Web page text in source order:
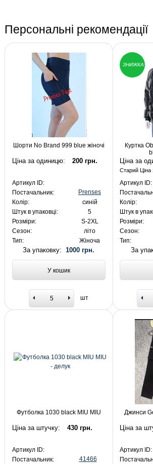
Персональні рекомендації
Шорти No Brand 999 blue жіночі
Ціна за одиницю: 200 грн.
Артикул ID:
Постачальник:
Prenses
Колір:
синій
Штук в упаковці:
5
Розміри:
S-2XL
Сезон:
літо
Тип:
Жіноча
За упаковку:1000 грн.
У кошик
шт
ЗНИЖКА
Куртка
Ціна за
Старий
Артикул ID:
Колір:
Штук в
Розміри:
Сезон:
Тип:
За
Футболка 1030 black MIU MIU
Ціна за штучку: 430 грн.
Артикул ID:
Постачальник:
41466
Джинси
Ціна за
Артикул ID: